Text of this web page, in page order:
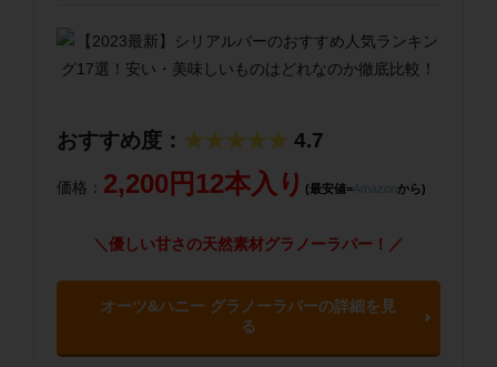
おすすめ度： ★★★★★ 4.7
価格： 2,200円12本入り (最安値=Amazonから)
＼優しい甘さの天然素材グラノーラバー！／
オーツ&ハニー グラノーラバーの詳細を見
る